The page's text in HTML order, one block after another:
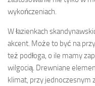
wykończeniach.
W łazienkach
akcent. Może to być na
też podłoga, o ile mamy
wilgocią. Drewniane
klimat, przy jednoczesnym